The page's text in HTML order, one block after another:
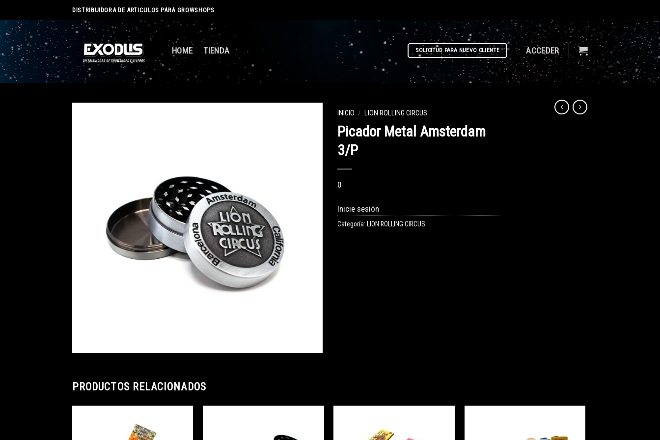
to
content
DISTRIBUIDORA DE ARTICULOS PARA GROWSHOPS
HOME TIENDA SOLICITUD PARA NUEVO CLIENTE ACCEDER
INICIO / LION ROLLING CIRCUS
Picador Metal Amsterdam
3/P
0
Inicie sesión
Categoría: LION ROLLING CIRCUS
PRODUCTOS RELACIONADOS